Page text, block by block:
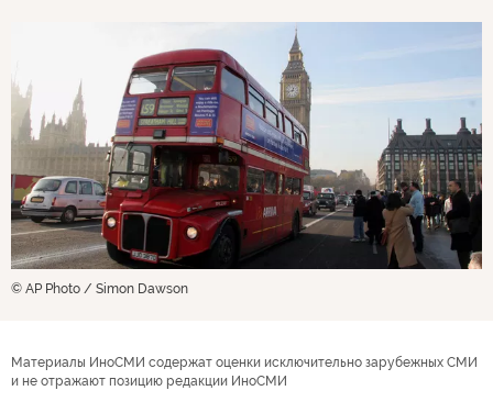
© AP Photo / Simon Dawson
Материалы ИноСМИ содержат оценки исключительно зарубежных СМИ
и не отражают позицию редакции ИноСМИ